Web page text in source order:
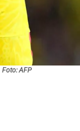
Foto: AFP